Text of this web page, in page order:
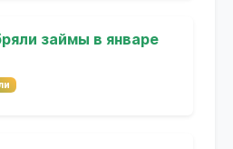
займы в январе